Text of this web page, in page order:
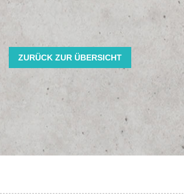
ZURÜCK ZUR ÜBERSICHT